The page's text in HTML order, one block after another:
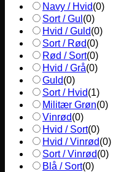
Navy / Hvid(0)
Sort / Gul (0)
Hvid / Guld(0)
Sort / Rød(0)
Rød / Sort(0)
Hvid / Grå(0)
Guld(0)
Sort / Hvid(1)
Militær Grøn(0)
Vinrød(0)
Hvid / Sort(0)
Hvid / Vinrød(0)
Sort / Vinrød(0)
Blå / Sort(0)